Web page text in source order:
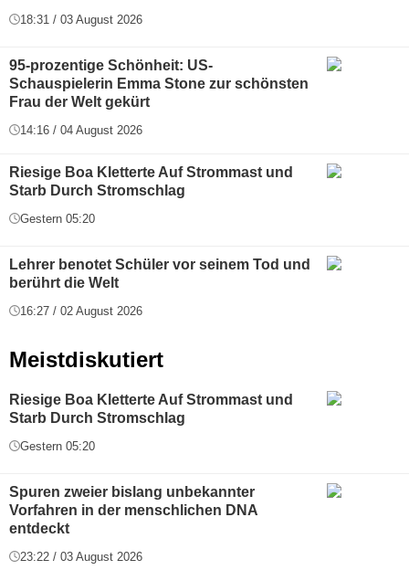
18:31 / 03 August 2026
95-prozentige Schönheit: US-
Schauspielerin Emma Stone zur schönsten
Frau der Welt gekürt
14:16 / 04 August 2026
Riesige Boa Kletterte Auf Strommast und
Starb Durch Stromschlag
Gestern 05:20
Lehrer benotet Schüler vor seinem Tod und
berührt die Welt
16:27 / 02 August 2026
Meistdiskutiert
Riesige Boa Kletterte Auf Strommast und
Starb Durch Stromschlag
Gestern 05:20
Spuren zweier bislang unbekannter
Vorfahren in der menschlichen DNA
entdeckt
23:22 / 03 August 2026